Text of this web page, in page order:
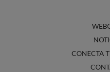
CONECTA